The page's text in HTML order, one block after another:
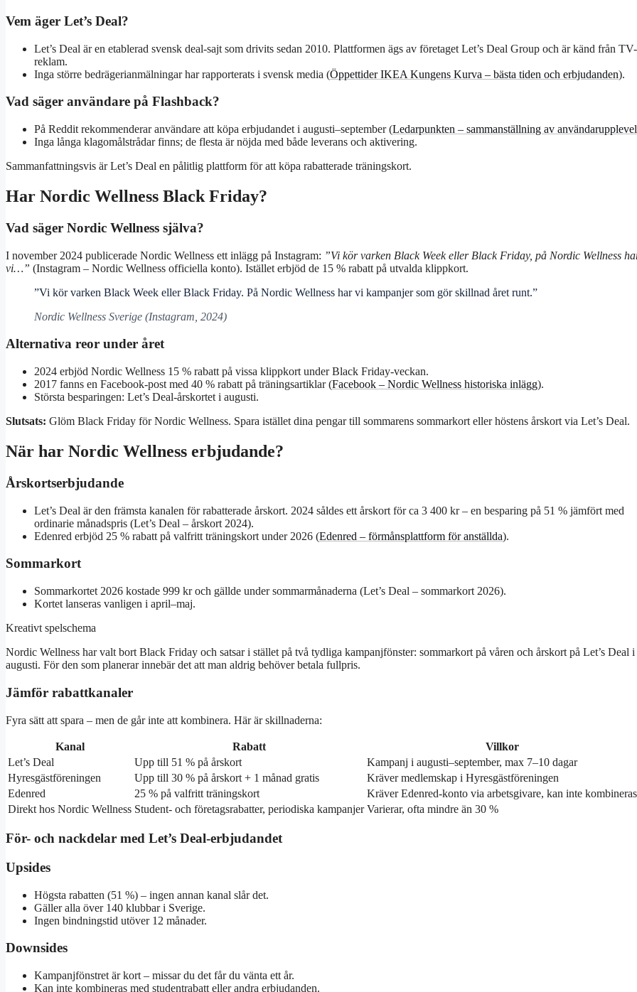
Vem äger Let’s Deal?
Let’s Deal är en etablerad svensk deal-sajt som drivits sedan 2010. Plattformen ägs av företaget Let’s Deal Group och är känd från TV-
reklam.
Inga större bedrägerianmälningar har rapporterats i svensk media (Öppettider IKEA Kungens Kurva – bästa tiden och erbjudanden).
Vad säger användare på Flashback?
På Reddit rekommenderar användare att köpa erbjudandet i augusti–september (Ledarpunkten – sammanställning av
Inga långa klagomålstrådar finns; de flesta är nöjda med både leverans och aktivering.
Sammanfattningsvis är Let’s Deal en pålitlig plattform för att köpa rabatterade träningskort.
Har Nordic Wellness Black Friday?
Vad säger Nordic Wellness själva?
I november 2024 publicerade Nordic Wellness ett inlägg på Instagram: ”Vi kör varken Black Week eller Black Friday, på Nordic Wellness
vi…” (Instagram – Nordic Wellness officiella konto). Istället erbjöd de 15 % rabatt på utvalda klippkort.
”Vi kör varken Black Week eller Black Friday. På Nordic Wellness har vi kampanjer som gör skillnad året runt.”
Nordic Wellness Sverige (Instagram, 2024)
Alternativa reor under året
2024 erbjöd Nordic Wellness 15 % rabatt på vissa klippkort under Black Friday-veckan.
2017 fanns en Facebook-post med 40 % rabatt på träningsartiklar (Facebook – Nordic Wellness historiska inlägg).
Största besparingen: Let’s Deal-årskortet i augusti.
Slutsats: Glöm Black Friday för Nordic Wellness. Spara istället dina pengar till sommarens sommarkort eller höstens årskort via Let’s Deal.
När har Nordic Wellness erbjudande?
Årskortserbjudande
Let’s Deal är den främsta kanalen för rabatterade årskort. 2024 såldes ett årskort för ca 3 400 kr – en besparing på 51 % jämfört med
ordinarie månadspris (Let’s Deal – årskort 2024).
Edenred erbjöd 25 % rabatt på valfritt träningskort under 2026 (Edenred – förmånsplattform för anställda).
Sommarkort
Sommarkortet 2026 kostade 999 kr och gällde under sommarmånaderna (Let’s Deal – sommarkort 2026).
Kortet lanseras vanligen i april–maj.
Kreativt spelschema
Nordic Wellness har valt bort Black Friday och satsar i stället på två tydliga kampanjfönster: sommarkort på våren och årskort på Let’s Deal i
augusti. För den som planerar innebär det att man aldrig behöver betala fullpris.
Jämför rabattkanaler
Fyra sätt att spara – men de går inte att kombinera. Här är skillnaderna:
Kanal Rabatt
Villkor
Let’s Deal
Upp till 51 % på årskort
Kampanj i augusti–september, max 7–10 dagar
Hyresgästföreningen
Upp till 30 % på årskort + 1 månad gratis
Kräver medlemskap i Hyresgästföreningen
Edenred
25 % på valfritt träningskort
Kräver Edenred-konto via arbetsgivare, kan inte kombineras
Direkt hos Nordic Wellness Student- och företagsrabatter, periodiska kampanjer Varierar, ofta mindre än 30 %
För- och nackdelar med Let’s Deal-erbjudandet
Upsides
Högsta rabatten (51 %) – ingen annan kanal slår det.
Gäller alla över 140 klubbar i Sverige.
Ingen bindningstid utöver 12 månader.
Downsides
Kampanjfönstret är kort – missar du det får du vänta ett år.
Kan inte kombineras med studentrabatt eller andra erbjudanden.